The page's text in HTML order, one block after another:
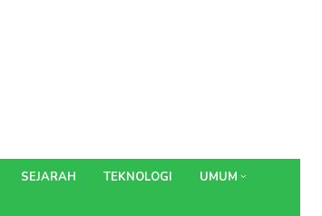
SEJARAH TEKNOLOGI UMUM